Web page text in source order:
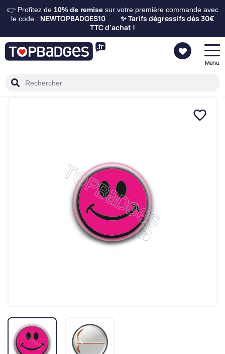
👉 Profitez de 10% de remisesur votre première commande avec
le code : NEWTOPBADGES10 ✨ Tarifs dégressifs dès 30€
TTC d'achat !
Menu
favorite_border